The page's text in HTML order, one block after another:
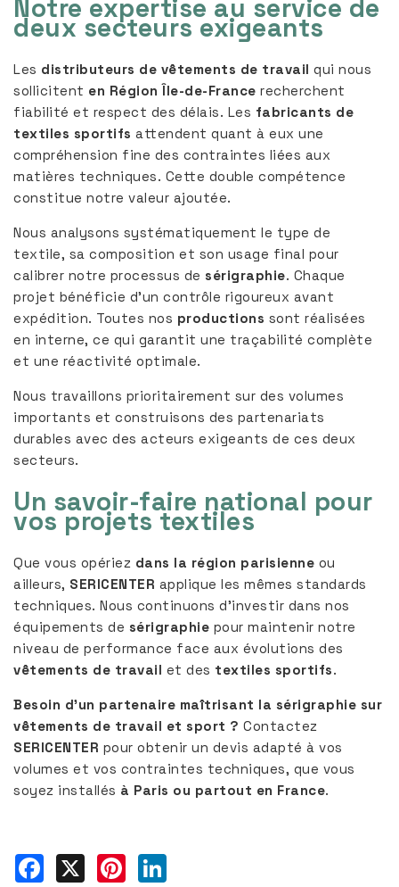
Notre expertise au service de
deux secteurs exigeants
Les distributeurs de vêtements de travail qui nous
sollicitent en Région Île-de-France recherchent
fiabilité et respect des délais. Les fabricants de
textiles sportifs attendent quant à eux une
compréhension fine des contraintes liées aux
matières techniques. Cette double compétence
constitue notre valeur ajoutée.
Nous analysons systématiquement le type de
textile, sa composition et son usage final pour
calibrer notre processus de sérigraphie. Chaque
projet bénéficie d’un contrôle rigoureux avant
expédition. Toutes nos productions sont réalisées
en interne, ce qui garantit une traçabilité complète
et une réactivité optimale.
Nous travaillons prioritairement sur des volumes
importants et construisons des partenariats
durables avec des acteurs exigeants de ces deux
secteurs.
Un savoir-faire national pour
vos projets textiles
Que vous opériez dans la région parisienne ou
ailleurs, SERICENTER applique les mêmes standards
techniques. Nous continuons d’investir dans nos
équipements de sérigraphie pour maintenir notre
niveau de performance face aux évolutions des
vêtements de travail et des textiles sportifs.
Besoin d’un partenaire maîtrisant la sérigraphie sur
vêtements de travail et sport ? Contactez
SERICENTER pour obtenir un devis adapté à vos
volumes et vos contraintes techniques, que vous
soyez installés à Paris ou partout en France.
Facebook
X Pinterest